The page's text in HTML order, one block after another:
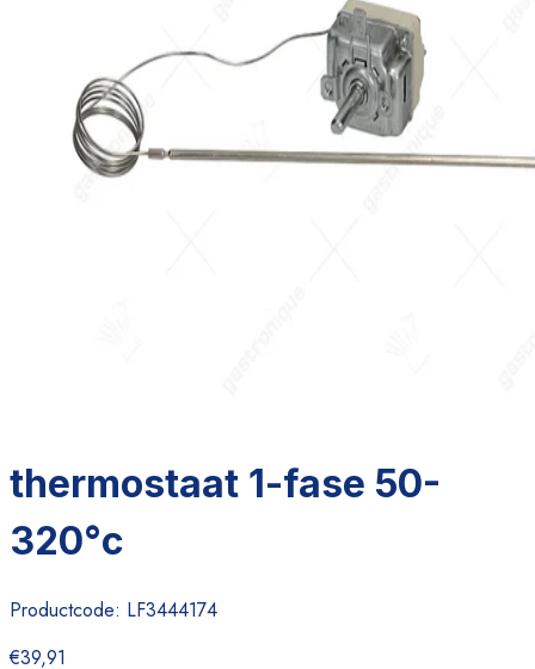
thermostaat 1-fase 50-
320°c
Productcode: LF3444174
€39,91